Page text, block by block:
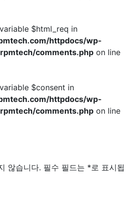
$html_req in
httpdocs/wp-
comments.php on line
$consent in
httpdocs/wp-
comments.php on line
않습니다. 필수 필드는 *로 표시됩